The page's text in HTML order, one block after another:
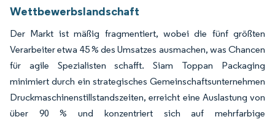
Wettbewerbslandschaft
Der Markt ist mäßig fragmentiert, wobei die fünf größten
Verarbeiter etwa 45 % des Umsatzes ausmachen, was Chancen
für agile Spezialisten schafft. Siam Toppan Packaging
minimiert durch ein strategisches Gemeinschaftsunternehmen
Druckmaschinenstillstandszeiten, erreicht eine Auslastung von
über 90 % und konzentriert sich auf mehrfarbige